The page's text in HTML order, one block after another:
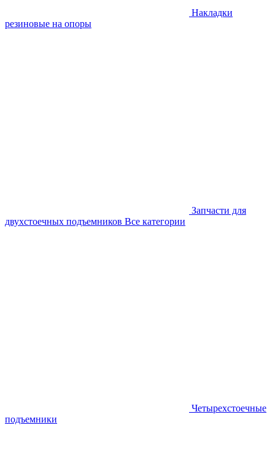
Накладки
резиновые на опоры
Запчасти для
двухстоечных подъемников Все категории
Четырехстоечные
подъемники